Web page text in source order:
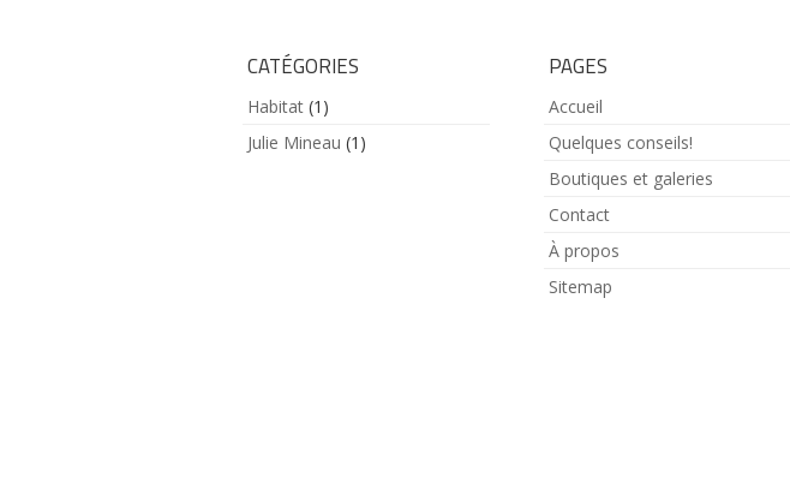
CATÉGORIES
Habitat (1)
Julie Mineau (1)
PAGES
Accueil
Quelques conseils!
Boutiques et galeries
Contact
À propos
Sitemap